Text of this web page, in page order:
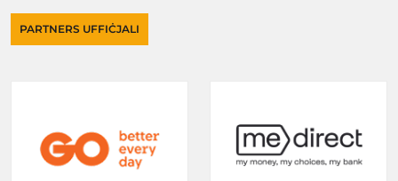
PARTNERS UFFIĊJALI